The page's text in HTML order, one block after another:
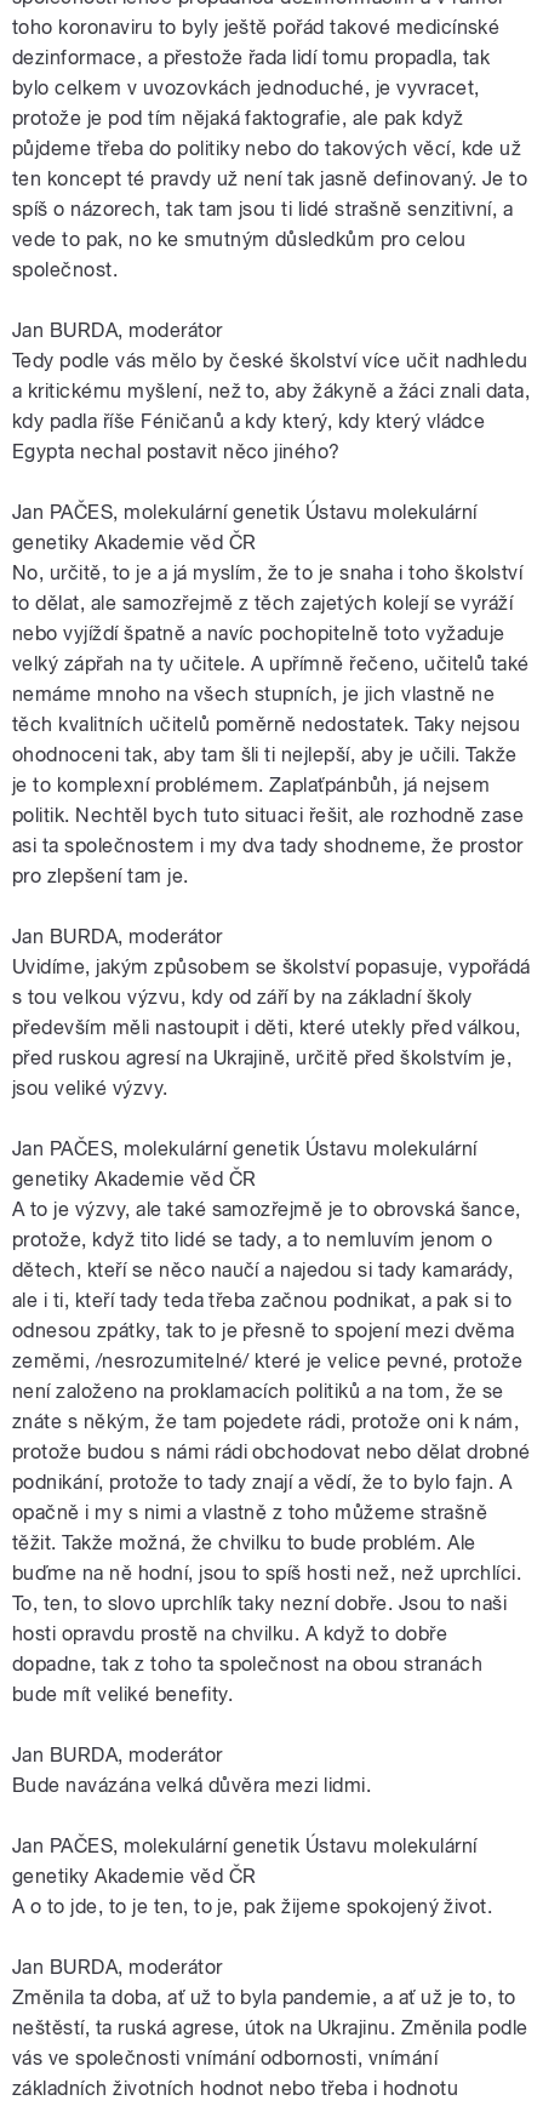
toho koronaviru to byly ještě pořád takové medicínské
dezinformace, a přestože řada lidí tomu propadla, tak
bylo celkem v uvozovkách jednoduché, je vyvracet,
protože je pod tím nějaká faktografie, ale pak když
půjdeme třeba do politiky nebo do takových věcí, kde už
ten koncept té pravdy už není tak jasně definovaný. Je to
spíš o názorech, tak tam jsou ti lidé strašně senzitivní, a
vede to pak, no ke smutným důsledkům pro celou
společnost.
Jan BURDA, moderátor
Tedy podle vás mělo by české školství více učit nadhledu
a kritickému myšlení, než to, aby žákyně a žáci znali data,
kdy padla říše Féničanů a kdy který, kdy který vládce
Egypta nechal postavit něco jiného?
Jan PAČES, molekulární genetik Ústavu molekulární
genetiky Akademie věd ČR
No, určitě, to je a já myslím, že to je snaha i toho školství
to dělat, ale samozřejmě z těch zajetých kolejí se vyráží
nebo vyjíždí špatně a navíc pochopitelně toto vyžaduje
velký zápřah na ty učitele. A upřímně řečeno, učitelů také
nemáme mnoho na všech stupních, je jich vlastně ne
těch kvalitních učitelů poměrně nedostatek. Taky nejsou
ohodnoceni tak, aby tam šli ti nejlepší, aby je učili. Takže
je to komplexní problémem. Zaplaťpánbůh, já nejsem
politik. Nechtěl bych tuto situaci řešit, ale rozhodně zase
asi ta společnostem i my dva tady shodneme, že prostor
pro zlepšení tam je.
Jan BURDA, moderátor
Uvidíme, jakým způsobem se školství popasuje, vypořádá
s tou velkou výzvu, kdy od září by na základní školy
především měli nastoupit i děti, které utekly před válkou,
před ruskou agresí na Ukrajině, určitě před školstvím je,
jsou veliké výzvy.
Jan PAČES, molekulární genetik Ústavu molekulární
genetiky Akademie věd ČR
A to je výzvy, ale také samozřejmě je to obrovská šance,
protože, když tito lidé se tady, a to nemluvím jenom o
dětech, kteří se něco naučí a najedou si tady kamarády,
ale i ti, kteří tady teda třeba začnou podnikat, a pak si to
odnesou zpátky, tak to je přesně to spojení mezi dvěma
zeměmi, /nesrozumitelné/ které je velice pevné, protože
není založeno na proklamacích politiků a na tom, že se
znáte s někým, že tam pojedete rádi, protože oni k nám,
protože budou s námi rádi obchodovat nebo dělat drobné
podnikání, protože to tady znají a vědí, že to bylo fajn. A
opačně i my s nimi a vlastně z toho můžeme strašně
těžit. Takže možná, že chvilku to bude problém. Ale
buďme na ně hodní, jsou to spíš hosti než, než uprchlíci.
To, ten, to slovo uprchlík taky nezní dobře. Jsou to naši
hosti opravdu prostě na chvilku. A když to dobře
dopadne, tak z toho ta společnost na obou stranách
bude mít veliké benefity.
Jan BURDA, moderátor
Bude navázána velká důvěra mezi lidmi.
Jan PAČES, molekulární genetik Ústavu molekulární
genetiky Akademie věd ČR
A o to jde, to je ten, to je, pak žijeme spokojený život.
Jan BURDA, moderátor
Změnila ta doba, ať už to byla pandemie, a ať už je to, to
neštěstí, ta ruská agrese, útok na Ukrajinu. Změnila podle
vás ve společnosti vnímání odbornosti, vnímání
základních životních hodnot nebo třeba i hodnotu